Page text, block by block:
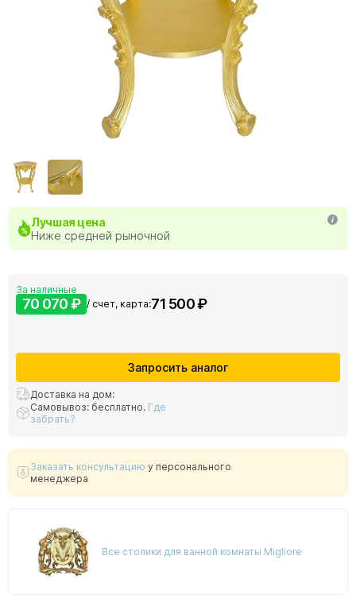
Лучшая цена
Ниже средней рыночной
За наличные
70 070 ₽ / счет, карта:71 500 ₽
Запросить аналог
Доставка на дом:
Самовывоз: бесплатно. Где
забрать?
Заказать консультацию у персонального
менеджера
Все столики для ванной комнаты Migliore